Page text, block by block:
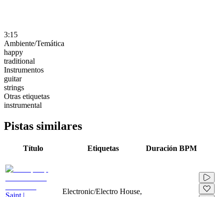
3:15
Ambiente/Temática
happy
traditional
Instrumentos
guitar
strings
Otras etiquetas
instrumental
Pistas similares
Título Etiquetas Duración BPM
Saint |
Electronic/Electro House,